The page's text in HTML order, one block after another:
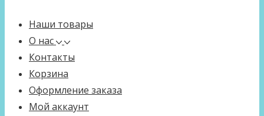
Navigation
Наши товары
О нас
Контакты
Корзина
Оформление заказа
Мой аккаунт